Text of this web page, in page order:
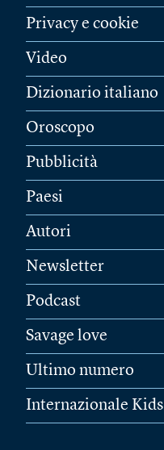
Privacy e cookie
Video
Dizionario italiano
Oroscopo
Pubblicità
Paesi
Autori
Newsletter
Podcast
Savage love
Ultimo numero
Internazionale Kids